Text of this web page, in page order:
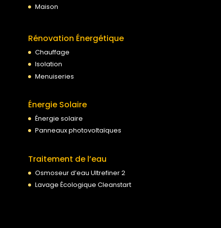
Maison
Rénovation Énergétique
Chauffage
Isolation
Menuiseries
Énergie Solaire
Énergie solaire
Panneaux photovoltaïques
Traitement de l’eau
Osmoseur d’eau Ultrefiner 2
Lavage Écologique Cleanstart